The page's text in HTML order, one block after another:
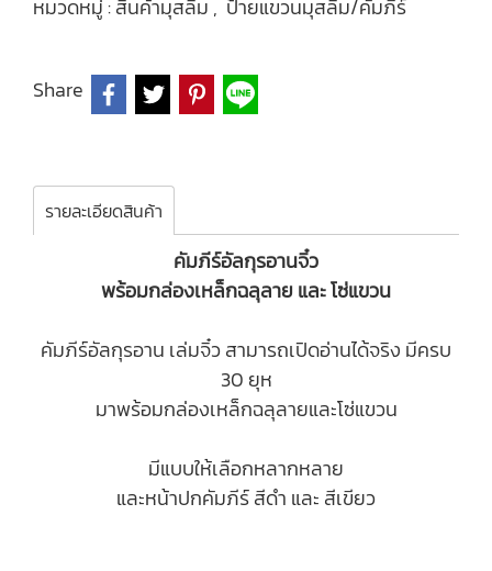
หมวดหมู่ :สินค้ามุสลิม , ป้ายแขวนมุสลิม/คัมภีร์
Share
รายละเอียดสินค้า
คัมภีร์อัลกุรอานจิ๋ว
พร้อมกล่องเหล็กฉลุลาย และ โซ่แขวน
คัมภีร์อัลกุรอาน เล่มจิ๋ว สามารถเปิดอ่านได้จริง มีครบ
30 ยุห
มาพร้อมกล่องเหล็กฉลุลายและโซ่แขวน
มีแบบให้เลือกหลากหลาย
และหน้าปกคัมภีร์ สีดำ และ สีเขียว